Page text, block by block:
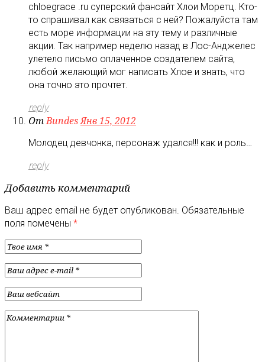
chloegrace .ru суперский фансайт Хлои Моретц. Кто-
то спрашивал как связаться с ней? Пожалуйста там
есть море информации на эту тему и различные
акции. Так например неделю назад в Лос-Анджелес
улетело письмо оплаченное создателем сайта,
любой желающий мог написать Хлое и знать, что
она точно это прочтет.
reply
ОтBundesЯнв 15, 2012
Молодец девчонка, персонаж удался!!! как и роль…
reply
Добавить комментарий
Ваш адрес email не будет опубликован. Обязательные
поля помечены *